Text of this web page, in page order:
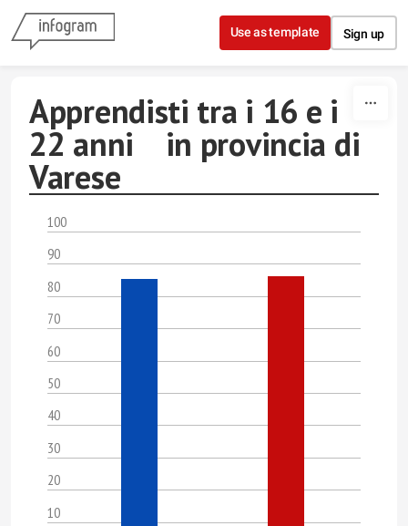
Skip to content
Use as template Sign up
Apprendisti tra i 16 e i
22 anni in provincia di
Varese
100
90
80
70
60
50
40
30
20
10